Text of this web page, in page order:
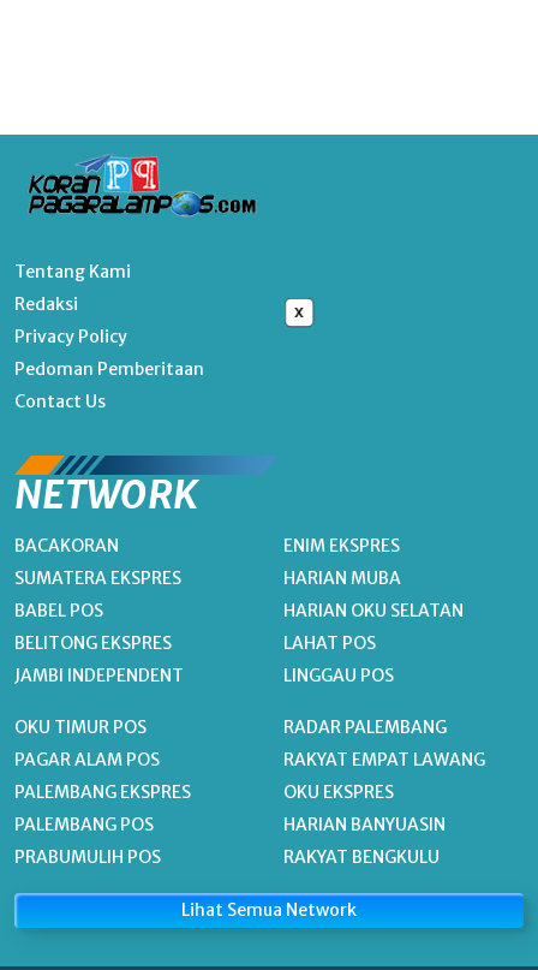
x
Tentang Kami
Redaksi
Privacy Policy
Pedoman Pemberitaan
Contact Us
NETWORK
BACAKORAN
SUMATERA EKSPRES
BABEL POS
BELITONG EKSPRES
JAMBI INDEPENDENT
ENIM EKSPRES
HARIAN MUBA
HARIAN OKU SELATAN
LAHAT POS
LINGGAU POS
OKU TIMUR POS
PAGAR ALAM POS
PALEMBANG EKSPRES
PALEMBANG POS
PRABUMULIH POS
RADAR PALEMBANG
RAKYAT EMPAT LAWANG
OKU EKSPRES
HARIAN BANYUASIN
RAKYAT BENGKULU
Lihat Semua Network